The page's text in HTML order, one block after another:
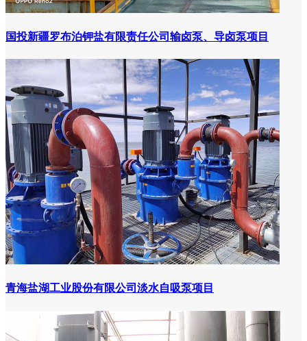
国投新疆罗布泊钾盐有限责任公司输卤泵、导卤泵项目
青海盐湖工业股份有限公司淡水自吸泵项目